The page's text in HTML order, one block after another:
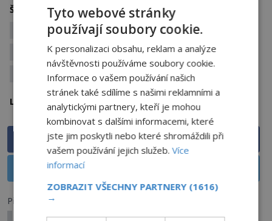
Štítky: 1922 Andreas Gruber
Hinterkaifeck
historie zločinu
Kriminální záhady
mattock
Německo
nevyjasněné vraždy
nevyřešené případy
Lokalita: Německo
Sdílet na Facebooku
Předchozí článek
Tyto webové stránky
používají soubory cookie.
K personalizaci obsahu, reklam a analýze
návštěvnosti používáme soubory cookie.
Informace o vašem používání našich
stránek také sdílíme s našimi reklamními a
analytickými partnery, kteří je mohou
kombinovat s dalšími informacemi, které
jste jim poskytli nebo které shromáždili při
vašem používání jejich služeb.Více
informací
ZOBRAZIT VŠECHNY PARTNERY (1616)
→